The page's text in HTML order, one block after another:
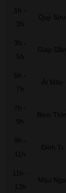
1h -
3h
Quý Sửu
3h -
5h
Giáp Dần
5h -
7h
Ất Mão
7h -
9h
Bính Thìn
9h -
11h
Đinh Tị
11h -
13h
Mậu Ngọ